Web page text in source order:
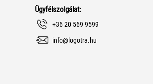
Ügyfélszolgálat:
+36 20 569 9599
info@logotra.hu